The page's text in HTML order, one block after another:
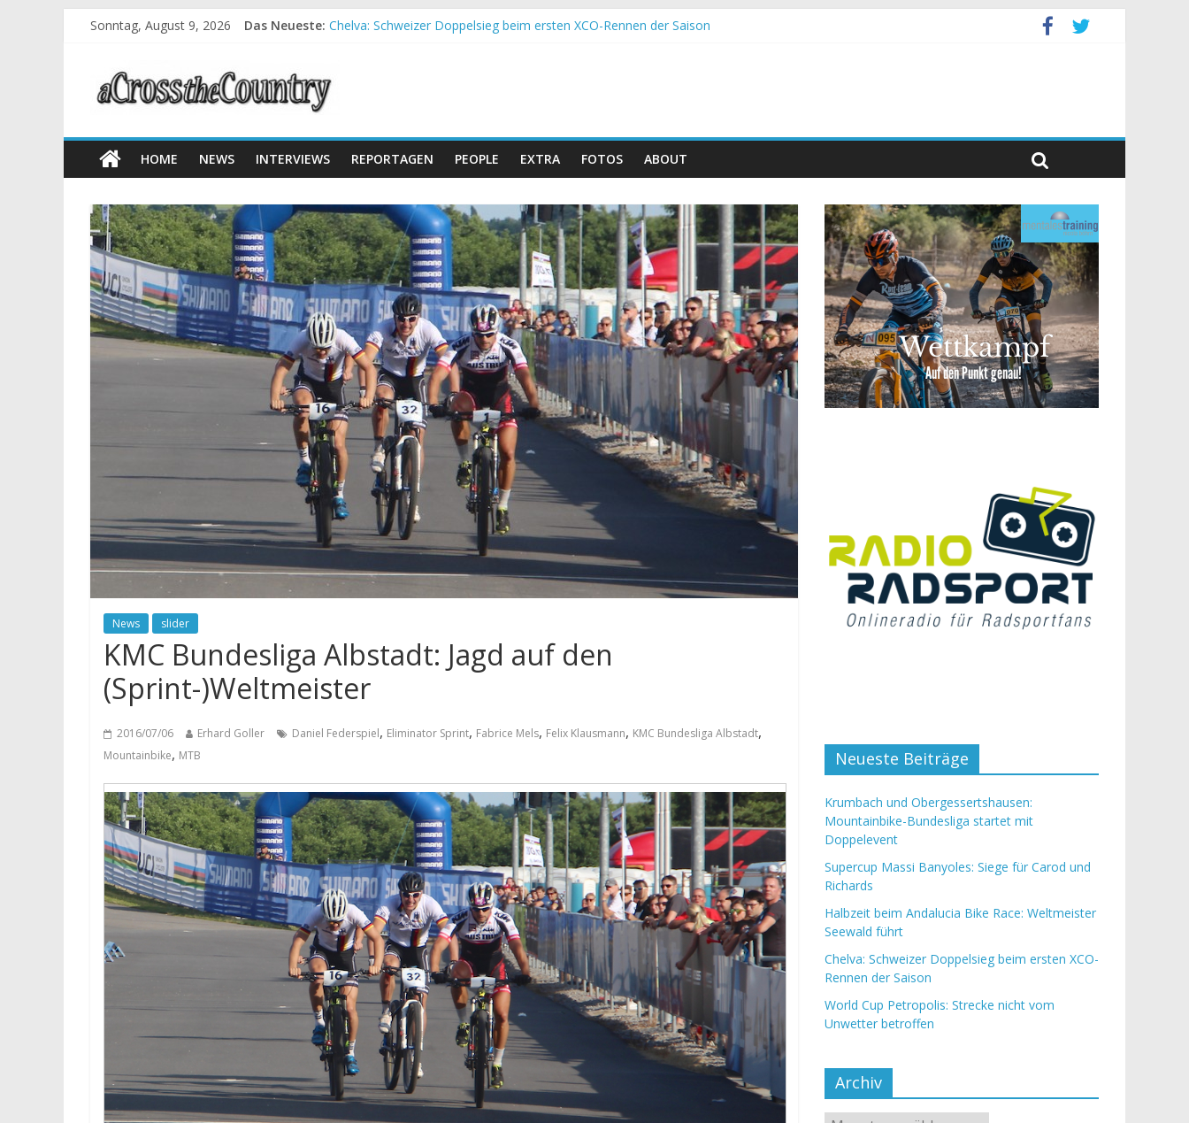
Sonntag, August 9, 2026 Das Neueste: Halbzeit beim Andalucia Bike Race: Weltmeister Seewald führt
Krumbach und Obergessertshausen: Mountainbike-Bundesliga startet mit Doppelevent
HOME NEWS INTERVIEWS REPORTAGEN PEOPLE EXTRA FOTOS ABOUT
News slider
KMC Bundesliga Albstadt: Jagd auf den
(Sprint-)Weltmeister
2016/07/06 Erhard Goller Daniel Federspiel, Eliminator Sprint, Fabrice Mels, Felix Klausmann, KMC Bundesliga Albstadt,
Mountainbike, MTB Neueste Beiträge
Krumbach und Obergessertshausen:
Mountainbike-Bundesliga startet mit
Doppelevent
Supercup Massi Banyoles: Siege für Carod und
Richards
Halbzeit beim Andalucia Bike Race: Weltmeister
Seewald führt
Chelva: Schweizer Doppelsieg beim ersten XCO-
Rennen der Saison
World Cup Petropolis: Strecke nicht vom
Unwetter betroffen
Archiv